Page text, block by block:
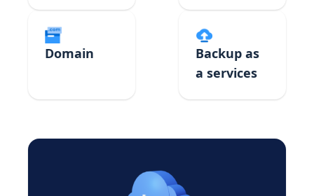
Domain
Backup as
a services